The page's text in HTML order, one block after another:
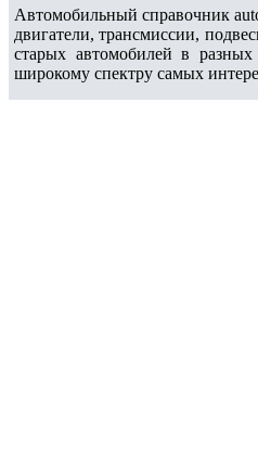
Автомобильный справочник
двигатели, трансмиссии,
старых автомобилей в
широкому спектру самых